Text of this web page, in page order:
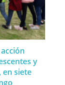
y
en siete